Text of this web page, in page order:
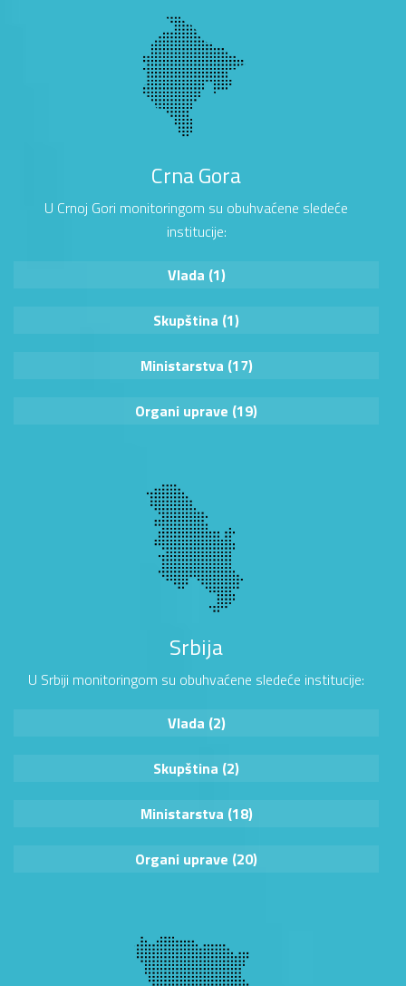
Crna Gora
U Crnoj Gori monitoringom su obuhvaćene sledeće
institucije:
Vlada (1)
Skupština (1)
Ministarstva (17)
Organi uprave (19)
Srbija
U Srbiji monitoringom su obuhvaćene sledeće institucije:
Vlada (2)
Skupština (2)
Ministarstva (18)
Organi uprave (20)